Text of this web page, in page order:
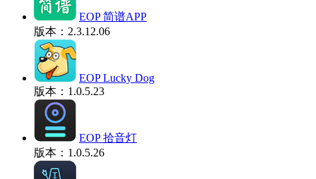
EOP 简谱APP
版本：2.3.12.06
EOP Lucky Dog
版本：1.0.5.23
EOP 拾音灯
版本：1.0.5.26